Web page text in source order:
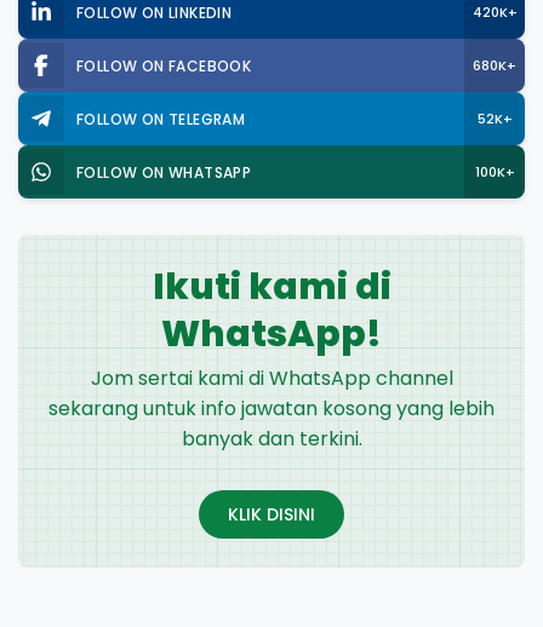
FOLLOW ON LINKEDIN 420K+
FOLLOW ON FACEBOOK 680K+
FOLLOW ON TELEGRAM 52K+
FOLLOW ON WHATSAPP 100K+
Ikuti kami di
WhatsApp!
Jom sertai kami di WhatsApp channel
sekarang untuk info jawatan kosong yang lebih
banyak dan terkini.
KLIK DISINI